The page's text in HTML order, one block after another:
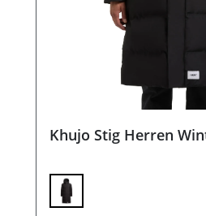
Khujo Stig Herren